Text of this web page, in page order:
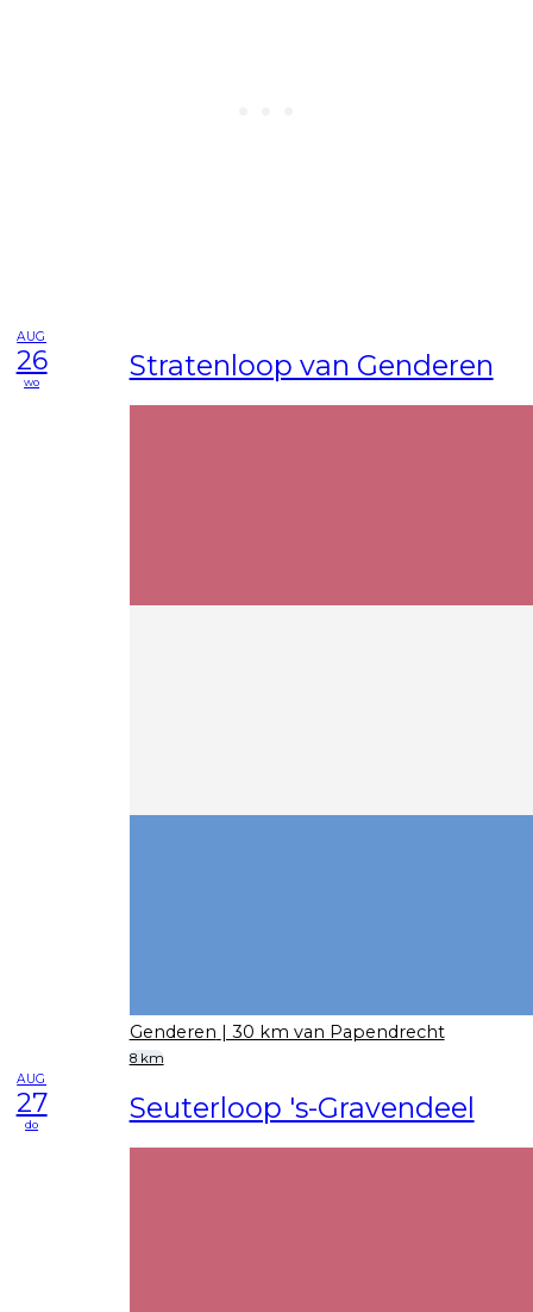
AUG
26
wo Stratenloop van Genderen
Genderen | 30 km van Papendrecht
8 km
AUG
27
do Seuterloop 's-Gravendeel